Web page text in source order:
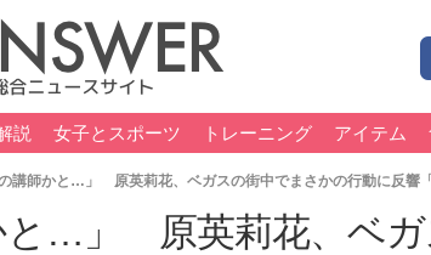
説 女子とスポーツ トレーニング アイテム
の講師かと…」 原英莉花、ベガスの街中でまさかの行動に反響
と…」 原英莉花、ベ